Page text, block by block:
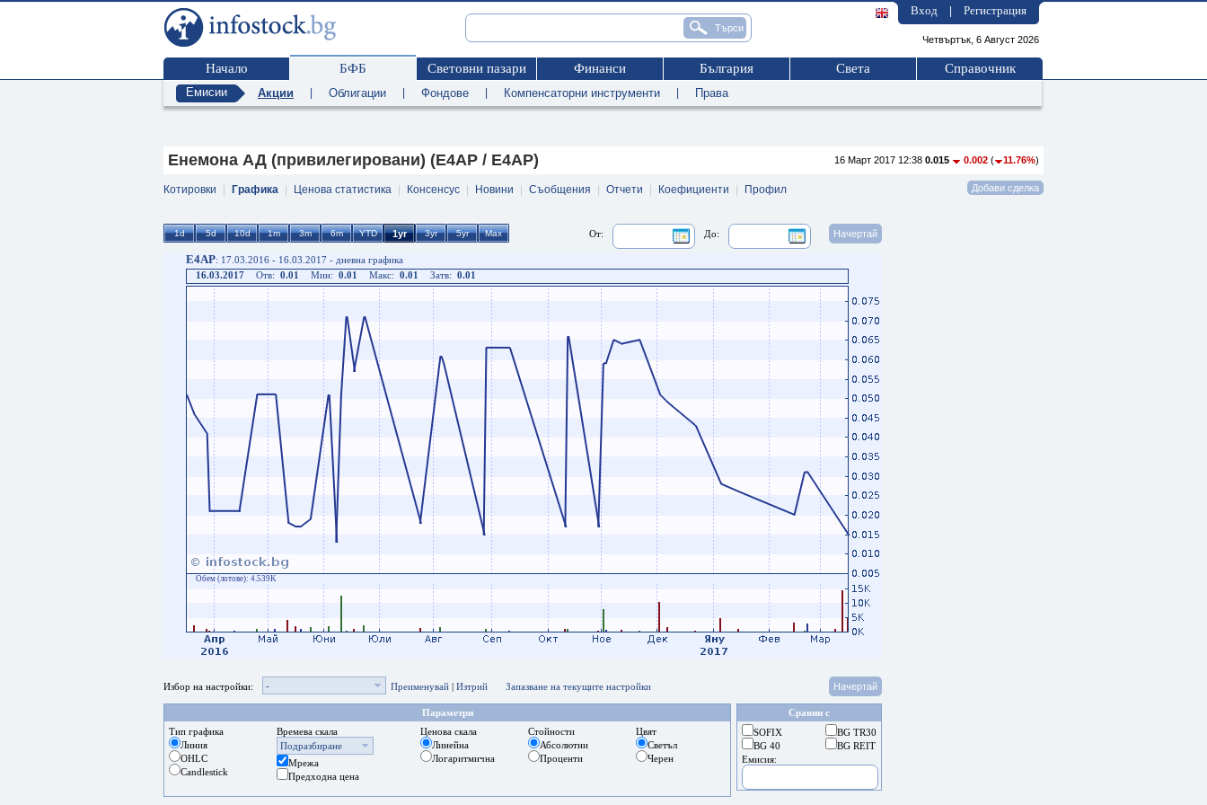
Вход Регистрация
Четвъртък, 6 Август 2026
Начало БФБ Световни пазари Финанси България Света Справочник
Емисии Акции Облигации Фондове Компенсаторни инструменти Права
16 Март 2017 12:38 0.015 0.002 ( 11.76%)
Енемона АД (привилегировани) (E4AP / E4AP)
Котировки Графика Ценова статистика Консенсус Новини Съобщения Отчети Коефициенти Профил
До:
От:
E4AP: 17.03.2016 - 16.03.2017 - дневна графика
16.03.2017
Отв: 0.01 Мин: 0.01 Макс: 0.01 Затв: 0.01
Обем (лотове): 4.539K
Избор на настройки: - Преименувай | Изтрий Запазване на текущите настройки
Сравни с
BG TR30
BG REIT
SOFIX
BG 40
Емисия:
Параметри
Тип графика
Линия
OHLC
Candlestick
Времева скала
Подразбиране
Мрежа
Предходна цена
Ценова скала
Линейна
Логаритмична
Стойности
Абсолютни
Проценти
Цвят
Светъл
Черен